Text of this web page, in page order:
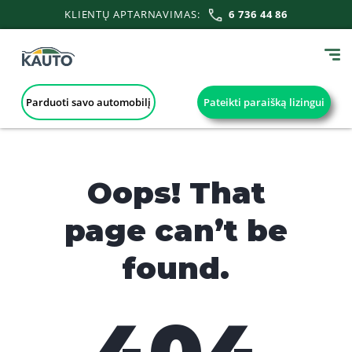
KLIENTŲ APTARNAVIMAS: 6 736 44 86
Parduoti savo automobilį Pateikti paraišką lizingui
Oops! That
page can’t be
found.